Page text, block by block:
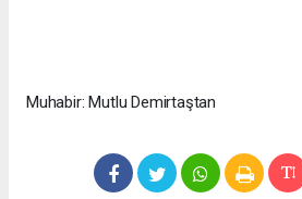
Muhabir: Mutlu Demirtaştan